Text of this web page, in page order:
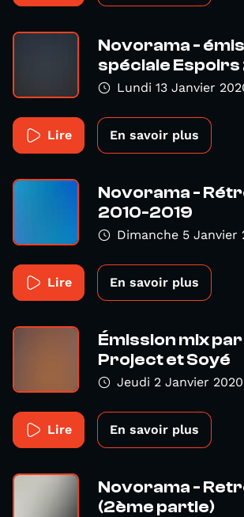
Novorama -
spéciale
Lundi 13 Janvier
Lire En savoir plus
Novorama -
2010-2019
Dimanche 5 Janvier
Lire En savoir plus
Émission mix
Project et Soyé
Jeudi 2 Janvier 2020
Lire En savoir plus
Novorama -
(2ème partie)